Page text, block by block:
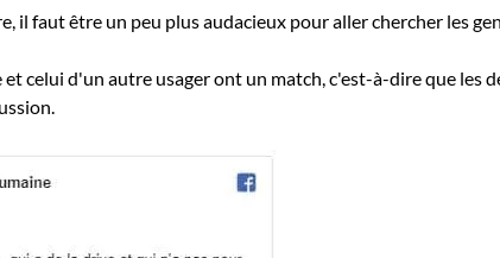
il faut être un peu plus audacieux pour aller chercher les
celui d'un autre usager ont un match, c'est-à-dire que